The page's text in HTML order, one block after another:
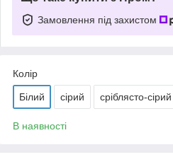
Замовлення під захистом
Колір
Білий сірий сріблясто-сірий
В наявності